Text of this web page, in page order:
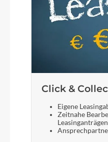
Click &
Eigene
Zeitnahe
Leasinganträgen